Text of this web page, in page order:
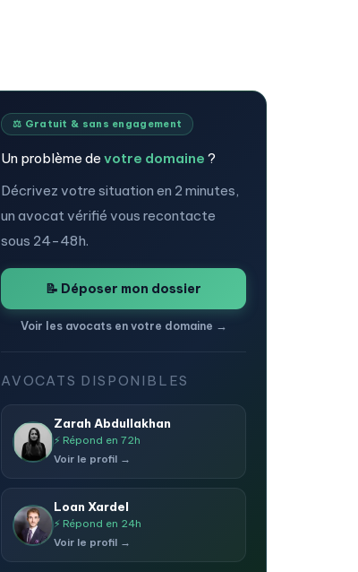
⚖️ Gratuit & sans engagement
Un problème de votre domaine ?
Décrivez votre situation en 2 minutes,
un avocat vérifié vous recontacte
sous 24-48h.
📝 Déposer mon dossier
Voir les avocats en votre domaine →
AVOCATS DISPONIBLES
Zarah Abdullakhan
⚡ Répond en 72h
Voir le profil →
Loan Xardel
⚡ Répond en 24h
Voir le profil →